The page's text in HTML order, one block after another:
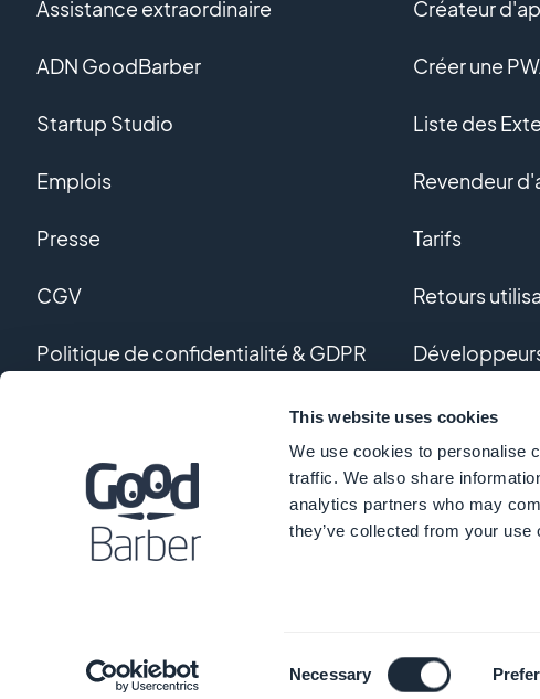
This website uses cookies
We use cookies to personalise
traffic. We also share
analytics partners who may
they’ve collected from your use
Necessary
Assistance extraordinaire
ADN GoodBarber
Startup Studio
Emplois
Presse
CGV
Politique de confidentialité & GDPR
Créateur
Créer une
Liste des
Revendeur
Tarifs
Retours
Glossaire